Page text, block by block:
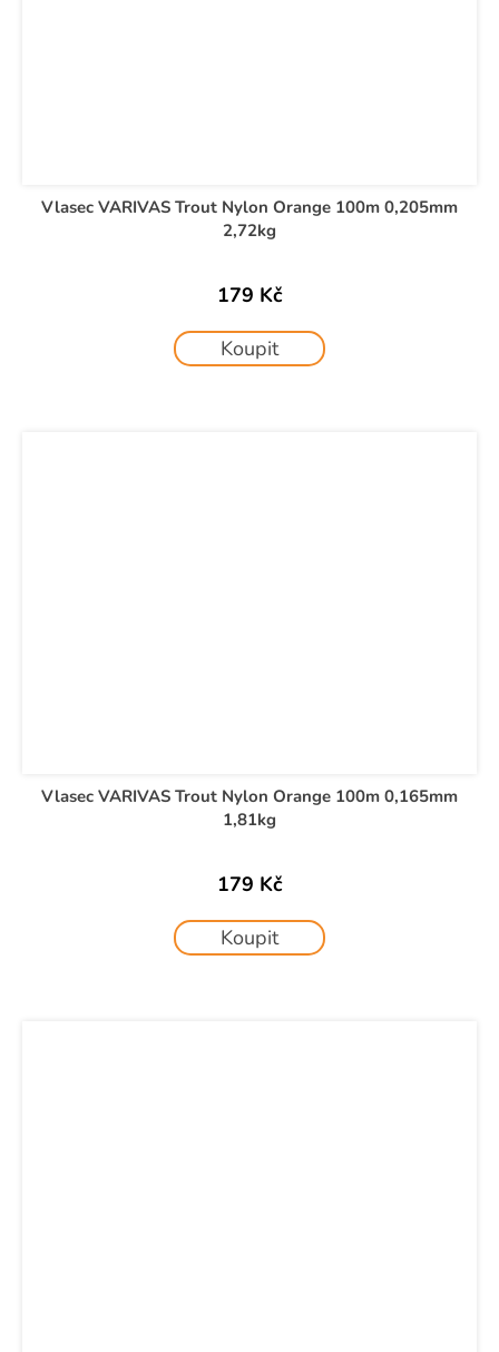
Vlasec VARIVAS Trout Nylon Orange 100m 0,205mm
2,72kg
179 Kč
Koupit
Vlasec VARIVAS Trout Nylon Orange 100m 0,165mm
1,81kg
179 Kč
Koupit